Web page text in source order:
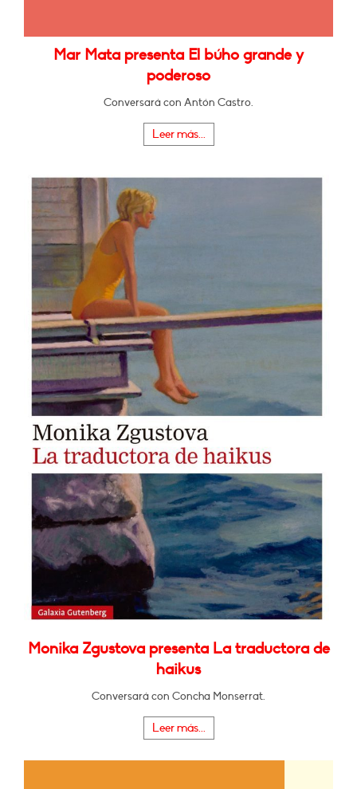
Mar Mata presenta El búho grande y
poderoso
Conversará con Antón Castro.
Leer más...
Monika Zgustova presenta La traductora de
haikus
Conversará con Concha Monserrat.
Leer más...